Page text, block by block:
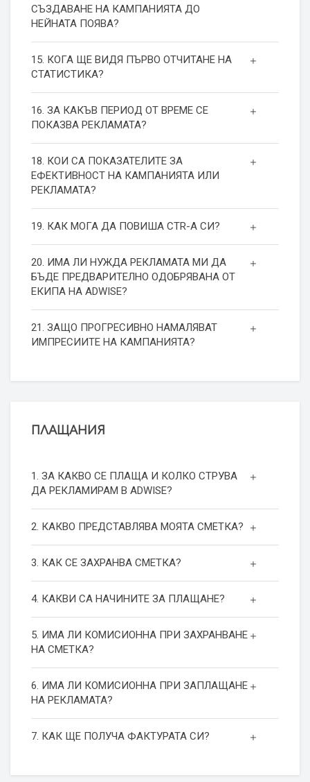
СЪЗДАВАНЕ НА КАМПАНИЯТА ДО
НЕЙНАТА ПОЯВА?
15. КОГА ЩЕ ВИДЯ ПЪРВО ОТЧИТАНЕ НА
СТАТИСТИКА?
16. ЗА КАКЪВ ПЕРИОД ОТ ВРЕМЕ СЕ
ПОКАЗВА РЕКЛАМАТА?
18. КОИ СА ПОКАЗАТЕЛИТЕ ЗА
ЕФЕКТИВНОСТ НА КАМПАНИЯТА ИЛИ
РЕКЛАМАТА?
19. КАК МОГА ДА ПОВИША СТR-А СИ?
20. ИМА ЛИ НУЖДА РЕКЛАМАТА МИ ДА
БЪДЕ ПРЕДВАРИТЕЛНО ОДОБРЯВАНА ОТ
ЕКИПА НА ADWISE?
21. ЗАЩО ПРОГРЕСИВНО НАМАЛЯВАТ
ИМПРЕСИИТЕ НА КАМПАНИЯТА?
ПЛАЩАНИЯ
1. ЗА КАКВО СЕ ПЛАЩА И КОЛКО СТРУВА
ДА РЕКЛАМИРАМ В ADWISE?
2. КАКВО ПРЕДСТАВЛЯВА МОЯТА СМЕТКА?
3. КАК СЕ ЗАХРАНВА СМЕТКА?
4. КАКВИ СА НАЧИНИТЕ ЗА ПЛАЩАНЕ?
5. ИМА ЛИ КОМИСИОННА ПРИ ЗАХРАНВАНЕ
НА СМЕТКА?
6. ИМА ЛИ КОМИСИОННА ПРИ ЗАПЛАЩАНЕ
НА РЕКЛАМАТА?
7. КАК ЩЕ ПОЛУЧА ФАКТУРАТА СИ?